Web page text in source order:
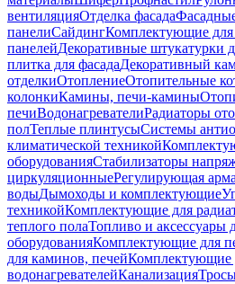
вентиляцияОтделка фасада
панелиСайдингКомплектующие
панелейДекоративные штукатурки
плитка для фасадаДекоративный
отделкиОтоплениеОтопительные
колонкиКамины, печи-камины
печиВодонагревателиРадиаторы
полТеплые плинтусыСистемы
климатической техникой
оборудованияСтабилизаторы
циркуляционныеРегулирующая
водыДымоходы и комплектующие
техникойКомплектующие для
теплого полаТопливо и аксессуары
оборудованияКомплектующие для
для каминов, печейКомплектующие
водонагревателейКанализация